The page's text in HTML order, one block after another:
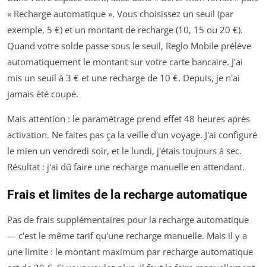
« Recharge automatique ». Vous choisissez un seuil (par
exemple, 5 €) et un montant de recharge (10, 15 ou 20 €).
Quand votre solde passe sous le seuil, Reglo Mobile prélève
automatiquement le montant sur votre carte bancaire. J'ai
mis un seuil à 3 € et une recharge de 10 €. Depuis, je n'ai
jamais été coupé.
Mais attention : le paramétrage prend effet 48 heures après
activation. Ne faites pas ça la veille d'un voyage. J'ai configuré
le mien un vendredi soir, et le lundi, j'étais toujours à sec.
Résultat : j'ai dû faire une recharge manuelle en attendant.
Frais et limites de la recharge automatique
Pas de frais supplémentaires pour la recharge automatique
— c'est le même tarif qu'une recharge manuelle. Mais il y a
une limite : le montant maximum par recharge automatique